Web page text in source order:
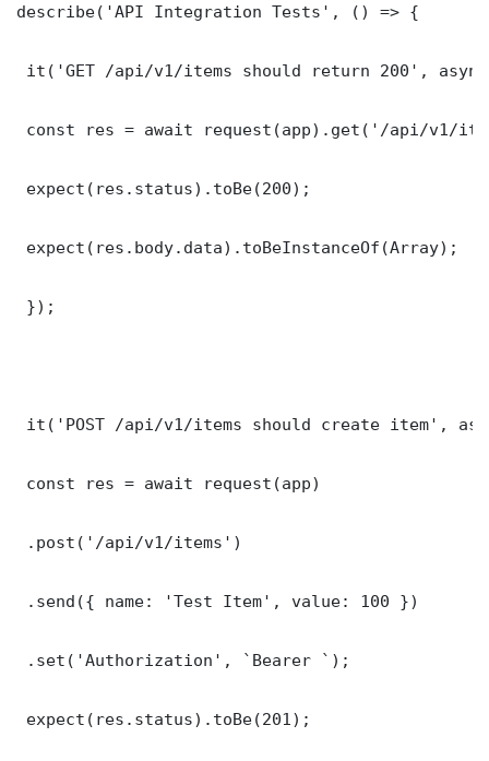
describe('API Integration Tests', () => {
it('GET /api/v1/items should return 200',
const res = await request(app).get('/api/v1/
expect(res.status).toBe(200);
expect(res.body.data).toBeInstanceOf(Array);
});
it('POST /api/v1/items should create item',
const res = await request(app)
.post('/api/v1/items')
.send({ name: 'Test Item', value: 100 })
.set('Authorization', `Bearer `);
expect(res.status).toBe(201);